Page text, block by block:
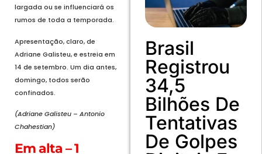
largada ou se influenciará os
rumos de toda a temporada.
Apresentação, claro, de
Adriane Galisteu, e estreia em
14 de setembro. Um dia antes,
domingo, todos serão
confinados.
(Adriane Galisteu – Antonio
Chahestian)
Em alta – 1
Brasil
Registrou
34,5
Bilhões De
Tentativas
De Golpes